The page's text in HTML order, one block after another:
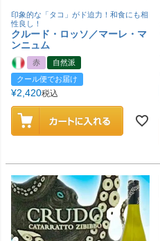
印象的な「タコ」がド迫力！和食にも相
性良し！
クルード・ロッソ／マーレ・マ
ンニュム
赤
自然派
クール便でお届け
¥2,420税込